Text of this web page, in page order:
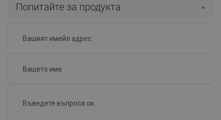
Попитайте за продукта